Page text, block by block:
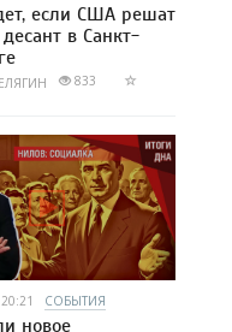
если США решат
в Санкт-
833
СОБЫТИЯ
новое